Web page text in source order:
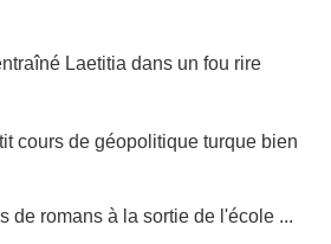
Laetitia dans un fou rire
cours de géopolitique turque bien
de romans à la sortie de l'école ...